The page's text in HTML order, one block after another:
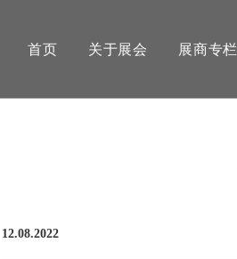
首页 关于展会 展商专栏
12.08.2022